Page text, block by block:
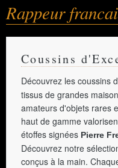
Rappeur
Coussins
Découvrez les coussins
tissus de grandes
amateurs d'objets rares
haut de gamme
étoffes signées Pierre
Découvrez notre
conçus à la main.